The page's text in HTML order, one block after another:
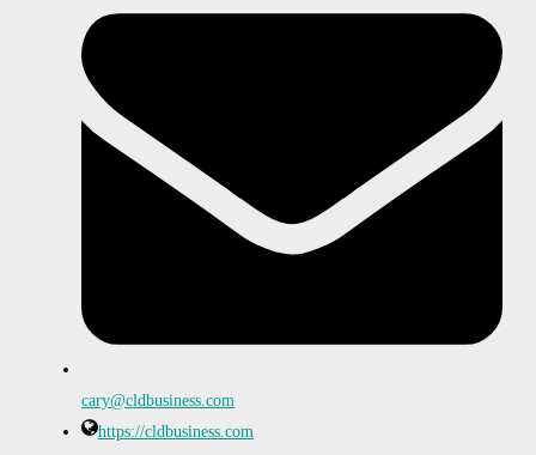
cary@cldbusiness.com
https://cldbusiness.com